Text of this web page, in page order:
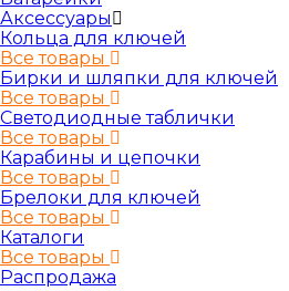
Аксессуары
Кольца для ключей
Все товары
Бирки и шляпки для ключей
Все товары
Светодиодные таблички
Все товары
Карабины и цепочки
Все товары
Брелоки для ключей
Все товары
Каталоги
Все товары
Распродажа